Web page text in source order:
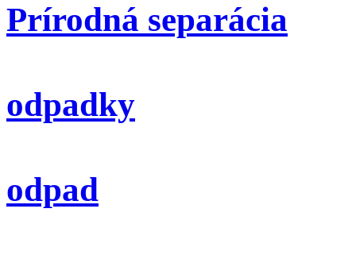
Prírodná separácia
odpadky
odpad